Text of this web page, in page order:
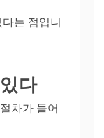
는 점입니
다
차가 들어